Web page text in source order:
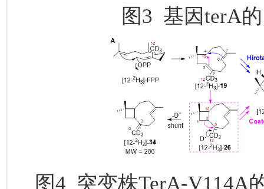
图3 基因terA
图4 突变株TerA-V114A